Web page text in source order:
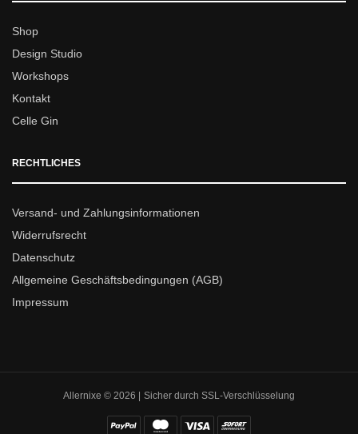
Shop
Design Studio
Workshops
Kontakt
Celle Gin
RECHTLICHES
Versand- und Zahlungsinformationen
Widerrufsrecht
Datenschutz
Allgemeine Geschäftsbedingungen (AGB)
Impressum
Allernixe © 2026 | Sicher durch SSL-Verschlüsselung